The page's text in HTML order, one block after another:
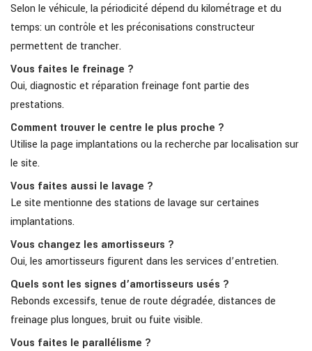
Selon le véhicule, la périodicité dépend du kilométrage et du
temps: un contrôle et les préconisations constructeur
permettent de trancher.
Vous faites le freinage ?
Oui, diagnostic et réparation freinage font partie des
prestations.
Comment trouver le centre le plus proche ?
Utilise la page implantations ou la recherche par localisation sur
le site.
Vous faites aussi le lavage ?
Le site mentionne des stations de lavage sur certaines
implantations.
Vous changez les amortisseurs ?
Oui, les amortisseurs figurent dans les services d’entretien.
Quels sont les signes d’amortisseurs usés ?
Rebonds excessifs, tenue de route dégradée, distances de
freinage plus longues, bruit ou fuite visible.
Vous faites le parallélisme ?